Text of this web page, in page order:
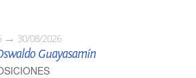
30/08/2026
Guayasamín